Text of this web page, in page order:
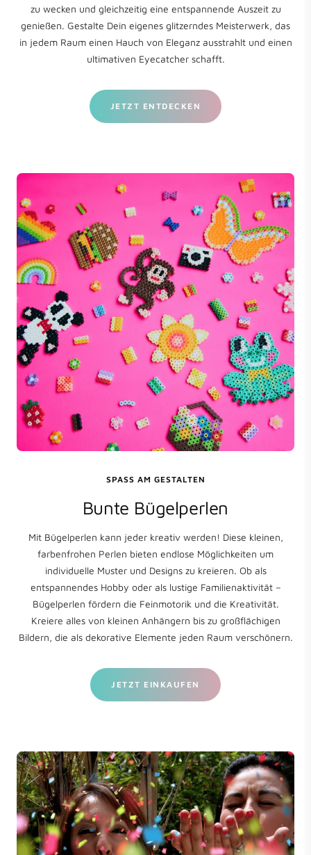
zu wecken und gleichzeitig eine entspannende Auszeit zu
genießen. Gestalte Dein eigenes glitzerndes Meisterwerk, das
in jedem Raum einen Hauch von Eleganz ausstrahlt und einen
ultimativen Eyecatcher schafft.
JETZT ENTDECKEN
SPASS AM GESTALTEN
Bunte Bügelperlen
Mit Bügelperlen kann jeder kreativ werden! Diese kleinen,
farbenfrohen Perlen bieten endlose Möglichkeiten um
individuelle Muster und Designs zu kreieren. Ob als
entspannendes Hobby oder als lustige Familienaktivität –
Bügelperlen fördern die Feinmotorik und die Kreativität.
Kreiere alles von kleinen Anhängern bis zu großflächigen
Bildern, die als dekorative Elemente jeden Raum verschönern.
JETZT EINKAUFEN